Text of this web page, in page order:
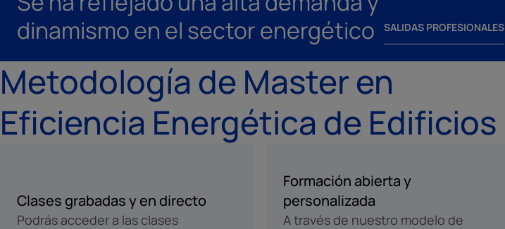
dinamismo en el sector energético
SALIDAS PROFESIONALES
Metodología de Master en
Eficiencia Energética de Edificios
Clases grabadas y en directo
Podrás acceder a las clases
Formación abierta y
personalizada
A través de nuestro modelo de